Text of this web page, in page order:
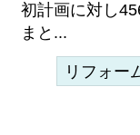
初計画に対し
まと...
リフォー